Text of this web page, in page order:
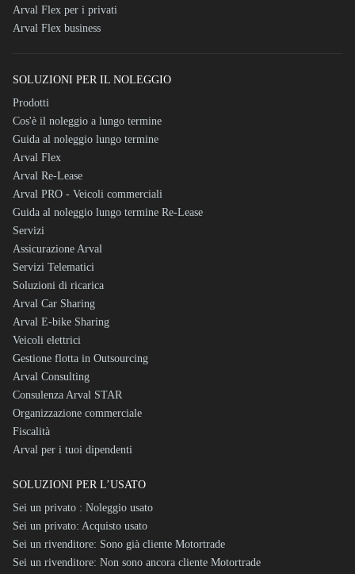
Arval Flex per i privati
Arval Flex business
SOLUZIONI PER IL NOLEGGIO
Prodotti
Cos'è il noleggio a lungo termine
Guida al noleggio lungo termine
Arval Flex
Arval Re-Lease
Arval PRO - Veicoli commerciali
Guida al noleggio lungo termine Re-Lease
Servizi
Assicurazione Arval
Servizi Telematici
Soluzioni di ricarica
Arval Car Sharing
Arval E-bike Sharing
Veicoli elettrici
Gestione flotta in Outsourcing
Arval Consulting
Consulenza Arval STAR
Organizzazione commerciale
Fiscalità
Arval per i tuoi dipendenti
SOLUZIONI PER L’USATO
Sei un privato : Noleggio usato
Sei un privato: Acquisto usato
Sei un rivenditore: Sono già cliente Motortrade
Sei un rivenditore: Non sono ancora cliente Motortrade